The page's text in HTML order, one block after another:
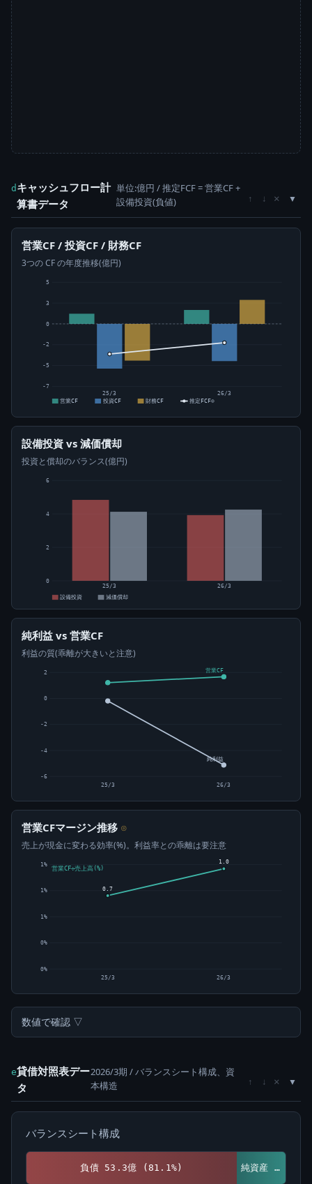
d キャッシュフロー計
算書データ
単位:億円 / 推定FCF = 営業CF +
設備投資(負値)
↑ ↓ ×
営業CF / 投資CF / 財務CF
3つの CF の年度推移(億円)
-7
-5
-2
0
3
5
25/3
26/3
営業CF
投資CF 財務CF 推定FCF⊙
設備投資 vs 減価償却
投資と償却のバランス(億円)
0
2
4
6
25/3
26/3
設備投資
減価償却
純利益 vs 営業CF
利益の質(乖離が大きいと注意)
-6
-4
-2
0
2 営業CF
純利益
25/3 26/3
営業CFマージン推移 ⊙
売上が現金に変わる効率(%)。利益率との乖離は要注意
0%
0%
1%
1%
1%
0.7
25/3
1.0
26/3
営業CF÷売上高(%)
数値で確認 ▽
e貸借対照表デー
タ
2026/3期 / バランスシート構成、資
本構造
↑ ↓ ×
バランスシート構成
負債 53.3億 (81.1%) 純資産 12.4億 (18.9%)